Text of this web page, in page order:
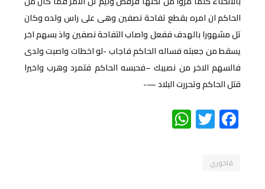
الحاكم انامره بقطع تفاحة نصفين وهى على راس ولدهوكان
تل مشهورا بالهدف ففعل واصابالتفاحة نصفين واذ بسهم اخر
يسقط منجعبته فساله الحاكم فاجاب -لو اخطاتواصبت ولدى
فالسهم الاخر من نصيبك –فحبسه الحاكم فتمرد وهرب واخيرا
قتلالحاكم وتحررت البلاد —-
Facebook
Twitter
WhatsApp
فاخوري